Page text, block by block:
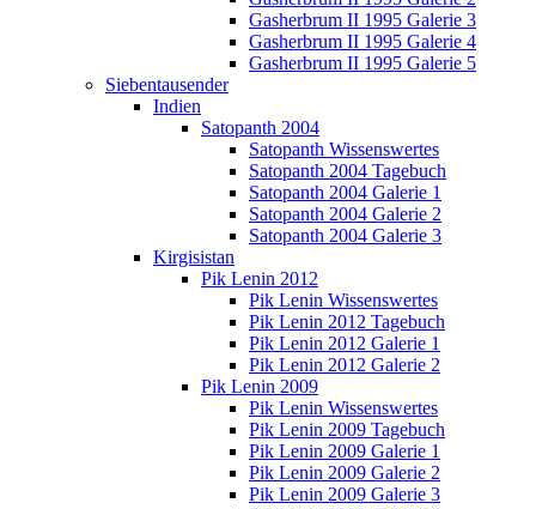
Gasherbrum II 1995 Galerie 3
Gasherbrum II 1995 Galerie 4
Gasherbrum II 1995 Galerie 5
Siebentausender
Indien
Satopanth 2004
Satopanth Wissenswertes
Satopanth 2004 Tagebuch
Satopanth 2004 Galerie 1
Satopanth 2004 Galerie 2
Satopanth 2004 Galerie 3
Kirgisistan
Pik Lenin 2012
Pik Lenin Wissenswertes
Pik Lenin 2012 Tagebuch
Pik Lenin 2012 Galerie 1
Pik Lenin 2012 Galerie 2
Pik Lenin 2009
Pik Lenin Wissenswertes
Pik Lenin 2009 Tagebuch
Pik Lenin 2009 Galerie 1
Pik Lenin 2009 Galerie 2
Pik Lenin 2009 Galerie 3